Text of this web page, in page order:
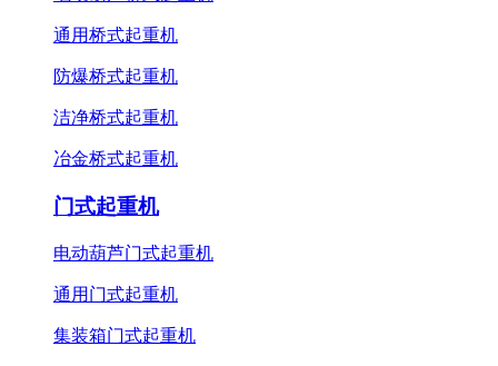
通用桥式起重机
防爆桥式起重机
洁净桥式起重机
冶金桥式起重机
门式起重机
电动葫芦门式起重机
通用门式起重机
集装箱门式起重机